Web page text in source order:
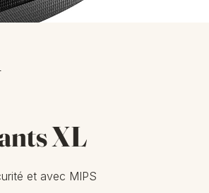
XL
et avec MIPS